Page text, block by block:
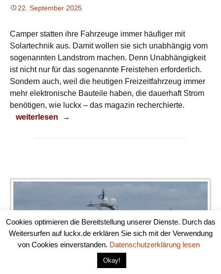
22. September 2025
Camper statten ihre Fahrzeuge immer häufiger mit
Solartechnik aus. Damit wollen sie sich unabhängig vom
sogenannten Landstrom machen. Denn Unabhängigkeit
ist nicht nur für das sogenannte Freistehen erforderlich.
Sondern auch, weil die heutigen Freizeitfahrzeug immer
mehr elektronische Bauteile haben, die dauerhaft Strom
benötigen, wie luckx – das magazin recherchierte.
Feststoffbatterie für die Energieversorgung
weiterlesen →
Cookies optimieren die Bereitstellung unserer Dienste. Durch das
Weitersurfen auf luckx.de erklären Sie sich mit der Verwendung
von Cookies einverstanden. Datenschutzerklärung lesen
Okay!